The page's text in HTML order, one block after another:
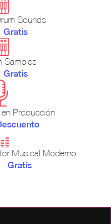
Sounds
Gratis
Samples
Gratis
Producción
Musical Moderno
Gratis